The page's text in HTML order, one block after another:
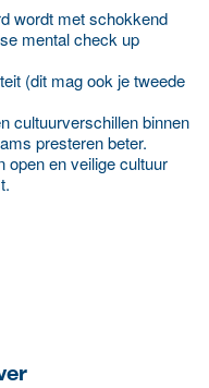
wordt met schokkend
mental check up
(dit mag ook je tweede
cultuurverschillen binnen
presteren beter.
open en veilige cultuur